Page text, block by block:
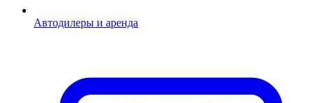
Автодилеры и аренда